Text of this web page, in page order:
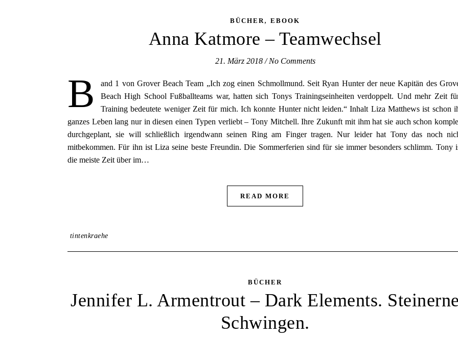
BÜCHER, EBOOK
Anna Katmore – Teamwechsel
21. März 2018 / No Comments
B
and 1 von Grover Beach Team „Ich zog einen Schmollmund. Seit Ryan Hunter der neue Kapitän des
Beach High School Fußballteams war, hatten sich Tonys Trainingseinheiten verdoppelt. Und mehr Zeit
Training bedeutete weniger Zeit für mich. Ich konnte Hunter nicht leiden.“ Inhalt Liza Matthews ist schon
ganzes Leben lang nur in diesen einen Typen verliebt – Tony Mitchell. Ihre Zukunft mit ihm hat sie auch schon
durchgeplant, sie will schließlich irgendwann seinen Ring am Finger tragen. Nur leider hat Tony das noch
mitbekommen. Für ihn ist Liza seine beste Freundin. Die Sommerferien sind für sie immer besonders schlimm. Tony
die meiste Zeit über im…
READ MORE
tintenkraehe
BÜCHER
Jennifer L. Armentrout – Dark Elements. Steinerne
Schwingen.